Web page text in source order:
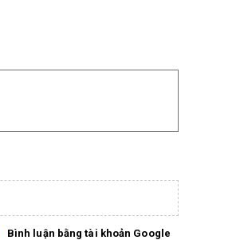
Bình luận bằng tài khoản Google